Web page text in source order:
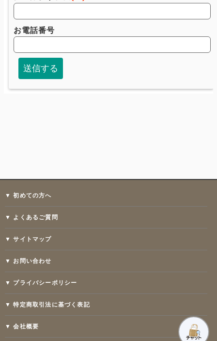
▼ 初めての方へ
▼ よくあるご質問
▼ サイトマップ
▼ お問い合わせ
▼ プライバシーポリシー
▼ 特定商取引法に基づく表記
▼ 会社概要